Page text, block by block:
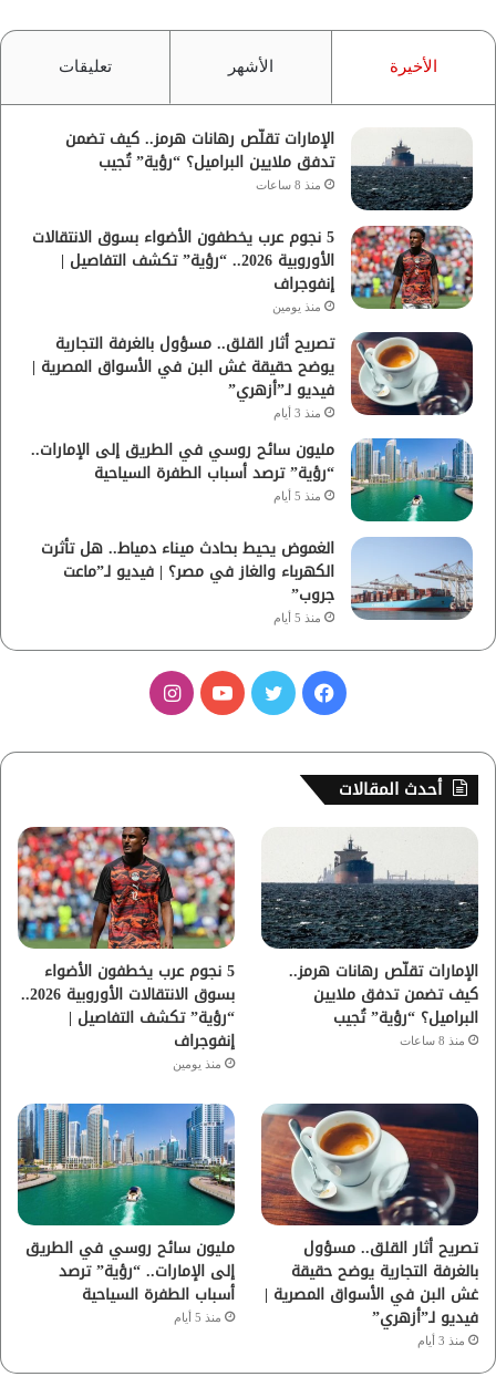
الأخيرة الأشهر تعليقات
الإمارات تقلّص رهانات هرمز.. كيف تضمن
تدفق ملايين البراميل؟ “رؤية” تُجيب
منذ 8 ساعات
5 نجوم عرب يخطفون الأضواء بسوق الانتقالات
الأوروبية 2026.. “رؤية” تكشف التفاصيل |
إنفوجراف
منذ يومين
تصريح أثار القلق.. مسؤول بالغرفة التجارية
يوضح حقيقة غش البن في الأسواق المصرية |
فيديو لـ”أزهري”
منذ 3 أيام
مليون سائح روسي في الطريق إلى الإمارات..
“رؤية” ترصد أسباب الطفرة السياحية
منذ 5 أيام
الغموض يحيط بحادث ميناء دمياط.. هل تأثرت
الكهرباء والغاز في مصر؟ | فيديو لـ”ماعت
جروب”
منذ 5 أيام
س
ب
ك
ي
و
ب
ت
ق
ر
م
أحدث المقالات
الإمارات تقلّص رهانات هرمز..
كيف تضمن تدفق ملايين
البراميل؟ “رؤية” تُجيب
منذ 8 ساعات
5 نجوم عرب يخطفون الأضواء
بسوق الانتقالات الأوروبية 2026..
“رؤية” تكشف التفاصيل |
إنفوجراف
منذ يومين
تصريح أثار القلق.. مسؤول
بالغرفة التجارية يوضح حقيقة
غش البن في الأسواق المصرية |
فيديو لـ”أزهري”
منذ 3 أيام
مليون سائح روسي في الطريق
إلى الإمارات.. “رؤية” ترصد
أسباب الطفرة السياحية
منذ 5 أيام